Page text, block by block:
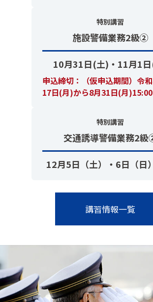
特別講習
施設警備業務2級②
10月31日(土)・11月1
申込締切：（仮申込期間）令
17日(月)から8月31日(月
特別講習
交通誘導警備業務2
12月5日（土）・6日（日
講習情報一覧